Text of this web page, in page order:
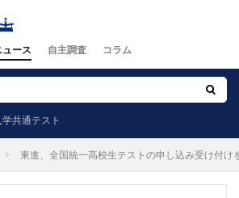
ュース 自主調査 コラム
共通テスト
東進、全国統一高校生テストの申し込み受け付